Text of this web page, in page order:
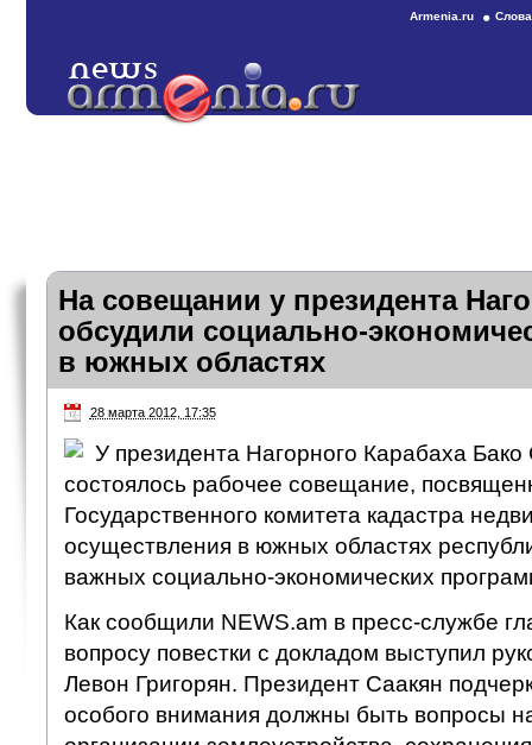
Armenia.ru
На совещании у президента
обсудили социально-
в южных областях
28 марта 2012, 17:35
У президента Нагорного Карабаха
состоялось рабочее совещание,
Государственного комитета кадастра
осуществления в южных областях
важных социально-экономических
Как сообщили NEWS.am в пресс-службе
вопросу повестки с докладом выступил
Левон Григорян. Президент Саакян
особого внимания должны быть вопросы